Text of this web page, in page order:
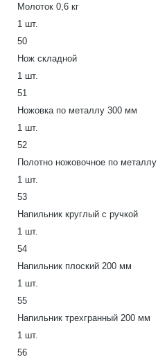
Молоток 0,6 кг
1 шт.
50
Нож складной
1 шт.
51
Ножовка по металлу 300 мм
1 шт.
52
Полотно ножовочное по металлу
1 шт.
53
Напильник круглый с ручкой
1 шт.
54
Напильник плоский 200 мм
1 шт.
55
Напильник трехгранный 200 мм
1 шт.
56